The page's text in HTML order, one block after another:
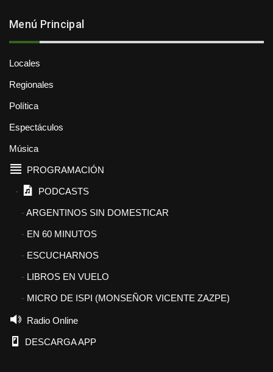
Menú Principal
Locales
Regionales
Política
Espectáculos
Música
PROGRAMACIÓN
PODCASTS
ARGENTINOS SIN DOMESTICAR
EN 60 MINUTOS
ESCUCHARNOS
LIBROS EN VUELO
MICRO DE ISPI (MONSEÑOR VICENTE ZAZPE)
Radio Online
DESCARGA APP